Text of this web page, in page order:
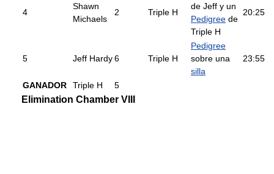
4
Shawn
Michaels
2 Triple H
de Jeff y un
Pedigree de
Triple H
20:25
5 Jeff Hardy6 Triple H
Pedigree
sobre una
silla
23:55
GANADOR Triple H 5
Elimination Chamber VIII